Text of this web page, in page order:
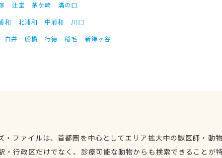
辻堂 茅ケ崎
溝の口
和 北浦和 中浦和
川口
白井 船橋 行徳 稲毛 新鎌ヶ谷
・ファイルは、首都圏を中心としてエリア拡大中の獣医師・動
・行政区だけでなく、診療可能な動物からも検索できることが